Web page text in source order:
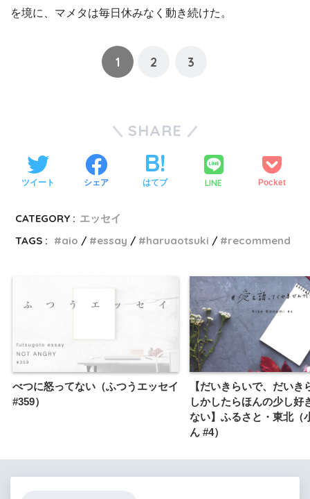
を境に、マメタは毎日休みなく動き続けた。
1 2 3
SHARE
ツイート シェア はてブ LINE Pocket
CATEGORY : エッセイ
TAGS :
aio essay haruaotsuki recommend
べつに怒ってない（ふつうエッセイ
#359）
【だいきらいで、だいき
しかしたらほんの少し好
ない】ふるさと・東北（
ん #4）